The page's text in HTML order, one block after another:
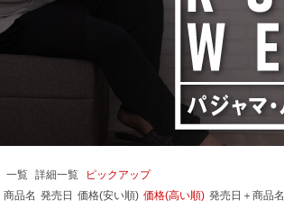
一覧 詳細一覧
ピックアップ
商品名 発売日 価格(安い順) 価格(高い順) 発売日＋商品名